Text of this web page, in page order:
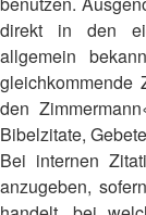
direkt in den
allgemein
den
Bibelzitate,
Bei internen
anzugeben,